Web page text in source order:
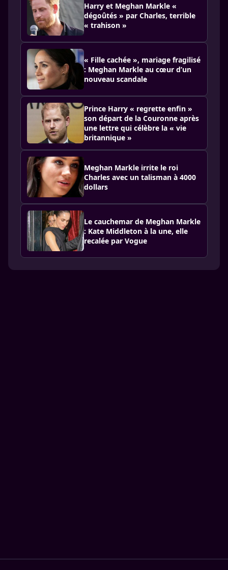
Harry et Meghan Markle «
dégoûtés » par Charles, terrible
« trahison »
« Fille cachée », mariage fragilisé
: Meghan Markle au cœur d’un
nouveau scandale
Prince Harry « regrette enfin »
son départ de la Couronne après
une lettre qui célèbre la « vie
britannique »
Meghan Markle irrite le roi
Charles avec un talisman à 4000
dollars
Le cauchemar de Meghan Markle
: Kate Middleton à la une, elle
recalée par Vogue